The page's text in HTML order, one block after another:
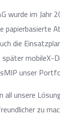
wurde im
papierbasierte
die
mobileX-
unser
all unsere
zu